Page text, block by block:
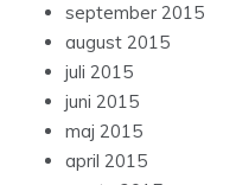
september 2015
august 2015
juli 2015
juni 2015
maj 2015
april 2015